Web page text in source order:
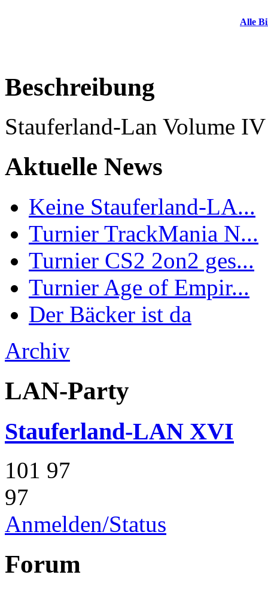
Alle
Beschreibung
Stauferland-Lan Volume
Aktuelle News
Keine Stauferland-LA...
Turnier TrackMania N...
Turnier CS2 2on2 ges...
Turnier Age of Empir...
Der Bäcker ist da
Archiv
LAN-Party
Stauferland-LAN XVI
101 97
97
Anmelden/Status
Forum